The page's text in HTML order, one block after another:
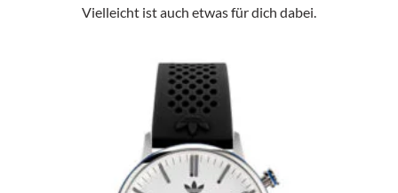
Vielleicht ist auch etwas für dich dabei.